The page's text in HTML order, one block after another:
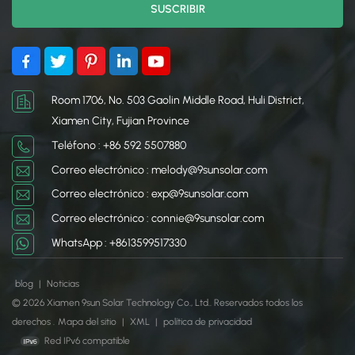
日本語
Room 1706, No. 503 Gaolin Middle Road, Huli District,
Xiamen City, Fujian Province
Teléfono : +86 592 5507880
Correo electrónico : melody@9sunsolar.com
Correo electrónico : exp@9sunsolar.com
Correo electrónico : connie@9sunsolar.com
WhatsApp : +8613599517330
blog | Noticias
© 2026 Xiamen 9sun Solar Technology Co., Ltd.. Reservados todos los
derechos .
Mapa del sitio | XML | política de privacidad
Red IPv6 compatible